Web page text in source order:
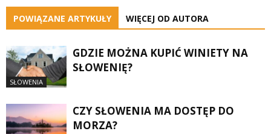
POWIĄZANE ARTYKUŁY WIĘCEJ OD AUTORA
SŁOWENIA
GDZIE MOŻNA KUPIĆ WINIETY NA
SŁOWENIĘ?
CZY SŁOWENIA MA DOSTĘP DO
MORZA?